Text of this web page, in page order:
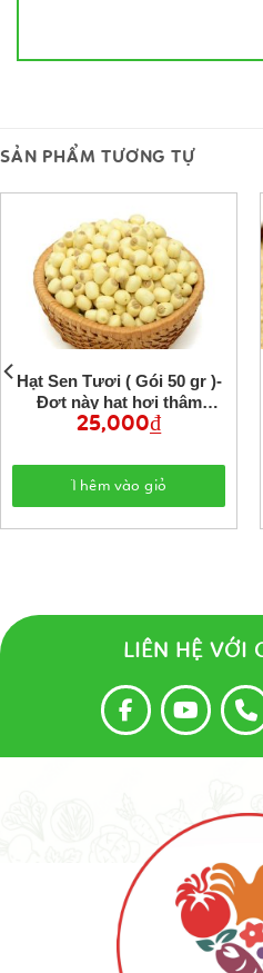
SẢN PHẨM TƯƠNG TỰ
Hạt Sen Tươi ( Gói 50 gr )-
Đợt này hạt hơi thâm
không đẹp
25,000₫
Thêm vào giỏ
LIÊN HỆ VỚI